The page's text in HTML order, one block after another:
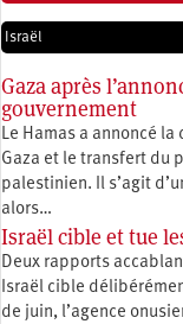
Israël
Gaza après
gouvernement
Le Hamas a annoncé
Gaza et le transfert du
palestinien. Il s’agit
alors…
Israël cible et tue
Deux rapports
Israël cible
de juin, l’agence